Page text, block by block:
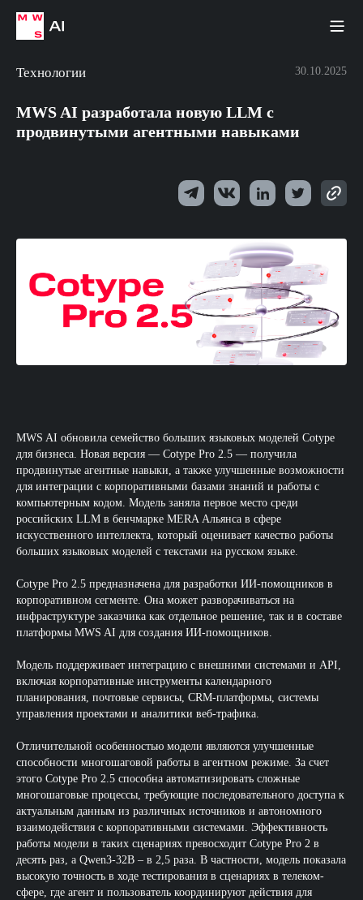
Технологии 30.10.2025
MWS AI разработала новую LLM с
продвинутыми агентными навыками
MWS AI обновила семейство больших языковых моделей Cotype
для бизнеса. Новая версия — Cotype Pro 2.5 — получила
продвинутые агентные навыки, а также улучшенные возможности
для интеграции с корпоративными базами знаний и работы с
компьютерным кодом. Модель заняла первое место среди
российских LLM в бенчмарке MERA Альянса в сфере
искусственного интеллекта, который оценивает качество работы
больших языковых моделей с текстами на русском языке.
Cotype Pro 2.5 предназначена для разработки ИИ-помощников в
корпоративном сегменте. Она может разворачиваться на
инфраструктуре заказчика как отдельное решение, так и в составе
платформы MWS AI для создания ИИ-помощников.
Модель поддерживает интеграцию с внешними системами и API,
включая корпоративные инструменты календарного
планирования, почтовые сервисы, CRM-платформы, системы
управления проектами и аналитики веб-трафика.
Отличительной особенностью модели являются улучшенные
способности многошаговой работы в агентном режиме. За счет
этого Cotype Pro 2.5 способна автоматизировать сложные
многошаговые процессы, требующие последовательного доступа к
актуальным данным из различных источников и автономного
взаимодействия с корпоративными системами. Эффективность
работы модели в таких сценариях превосходит Cotype Pro 2 в
десять раз, а Qwen3-32B – в 2,5 раза. В частности, модель показала
высокую точность в ходе тестирования в сценариях в телеком-
сфере, где агент и пользователь координируют действия для